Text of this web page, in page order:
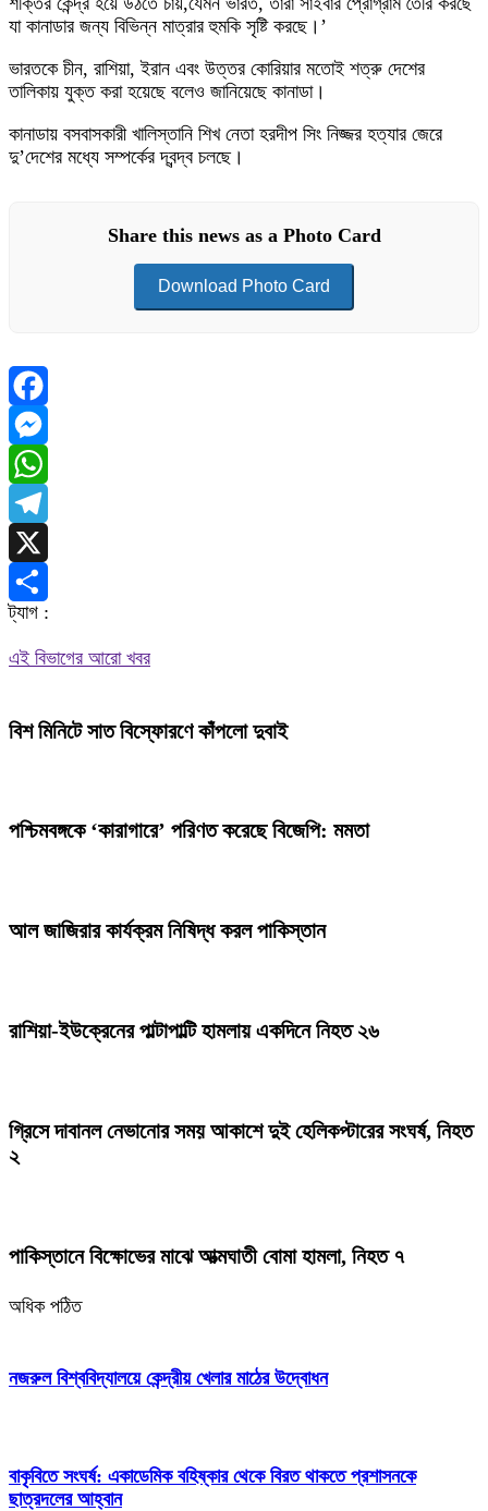
যা কানাডার জন্য বিভিন্ন মাত্রার হুমকি সৃষ্টি করছে।’
ভারতকে চীন, রাশিয়া, ইরান এবং উত্তর কোরিয়ার মতোই শত্রু দেশের
তালিকায় যুক্ত করা হয়েছে বলেও জানিয়েছে কানাডা।
কানাডায় বসবাসকারী খালিস্তানি শিখ নেতা হরদীপ সিং নিজ্জর হত্যার জেরে
দু’দেশের মধ্যে সম্পর্কের দ্বন্দ্ব চলছে।
Share this news as a Photo Card
Download Photo Card
Facebook
Messenger
WhatsApp
Telegram
X
Share
ট্যাগ :
এই বিভাগের আরো খবর
বিশ মিনিটে সাত বিস্ফোরণে কাঁপলো দুবাই
পশ্চিমবঙ্গকে ‘কারাগারে’ পরিণত করেছে বিজেপি: মমতা
আল জাজিরার কার্যক্রম নিষিদ্ধ করল পাকিস্তান
রাশিয়া-ইউক্রেনের পাল্টাপাল্টি হামলায় একদিনে নিহত ২৬
গ্রিসে দাবানল নেভানোর সময় আকাশে দুই হেলিকপ্টারের সংঘর্ষ, নিহত
২
পাকিস্তানে বিক্ষোভের মাঝে আত্মঘাতী বোমা হামলা, নিহত ৭
অধিক পঠিত
নজরুল বিশ্ববিদ্যালয়ে কেন্দ্রীয় খেলার মাঠের উদ্বোধন
বাকৃবিতে সংঘর্ষ: একাডেমিক বহিষ্কার থেকে বিরত থাকতে প্রশাসনকে
ছাত্রদলের আহ্বান